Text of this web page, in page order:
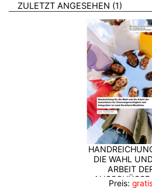
ZULETZT ANGESEHEN 1
DIE WAHL
ARBEIT
AUSSCHÜSSE
Preis: